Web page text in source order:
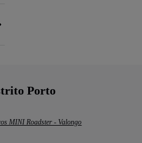
Porto
MINI Roadster - Valongo